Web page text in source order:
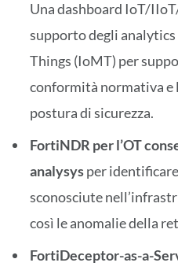
Una dashboard IoT/
supporto degli
Things (IoMT) per
conformità normativa e
postura di sicurezza.
FortiNDR per l’OT
analysysper
sconosciute
così le anomalie della
FortiDeceptor-as-a-